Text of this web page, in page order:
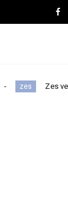
Zes ve Beefull